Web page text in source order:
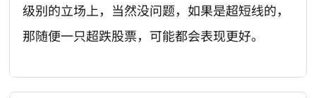
级别的立场上，当然没问题，如果是超短线的，
那随便一只超跌股票，可能都会表现更好。